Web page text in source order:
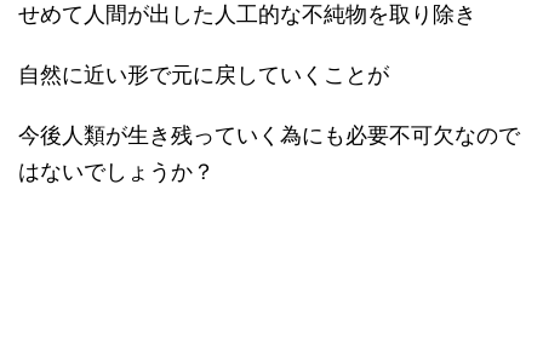
せめて人間が出した人工的な不純物を取り除き
自然に近い形で元に戻していくことが
今後人類が生き残っていく為にも必要不可欠なので
はないでしょうか？